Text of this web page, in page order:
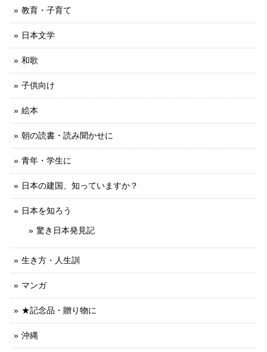
教育・子育て
日本文学
和歌
子供向け
絵本
朝の読書・読み聞かせに
青年・学生に
日本の建国、知っていますか？
日本を知ろう
驚き日本発見記
生き方・人生訓
マンガ
★記念品・贈り物に
沖縄